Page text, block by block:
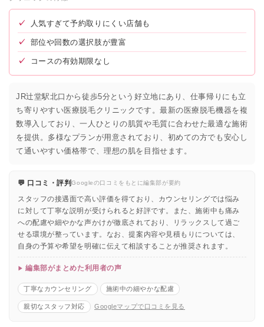
✓ 人気すぎて予約取りにくい店舗も
✓ 部位や回数の選択肢が豊富
✓ コースの有効期限なし
JR辻堂駅北口から徒歩5分という好立地にあり、仕事帰りにも立
ち寄りやすい医療脱毛クリニックです。最新の医療脱毛機器を複
数導入しており、一人ひとりの肌質や毛質に合わせた最適な施術
を提供。多様なプランが用意されており、初めての方でも安心し
て通いやすい価格帯で、理想の肌を目指せます。
💬 口コミ・評判Googleの口コミをもとに編集部が要約
スタッフの接遇面で高い評価を得ており、カウンセリングでは悩み
に対して丁寧な説明が受けられると好評です。また、施術中も痛み
への配慮や細やかな声かけが徹底されており、リラックスして過ご
せる環境が整っています。なお、提案内容や見積もりについては、
自身の予算や希望を明確に伝えて相談することが推奨されます。
編集部がまとめた利用者の声
丁寧なカウンセリング 施術中の細やかな配慮
親切なスタッフ対応 Googleマップで口コミを見る